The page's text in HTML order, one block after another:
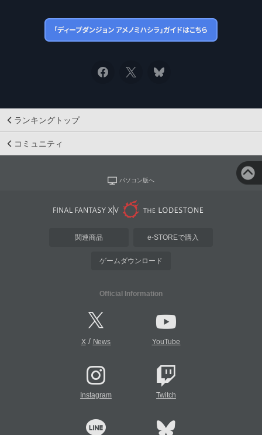
ランキングトップ
コミュニティ
パソコン版へ
関連商品 e-STOREで購入
ゲームダウンロード
Official Information
X/ News YouTube
Instagram Twitch